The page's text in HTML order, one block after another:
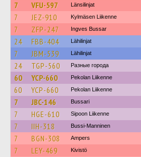
7 VFU-597 Länsilinjat
7 JEZ-910 Kylmäsen Liikenne
7 ZFP-247 Ingves Bussar
24 FBB-404 Lähilinjat
7 JBM-539 Lähilinjat
24 TGP-560 Разные города
60 YCP-660 Pekolan Liikenne
60 YCP-660 Pekolan Liikenne
7 JBC-146 Bussari
7 HGE-610 Sipoon Liikenne
7 IIH-318 Bussi-Manninen
7 BGN-308 Ampers
7 LEY-469 Kivistö